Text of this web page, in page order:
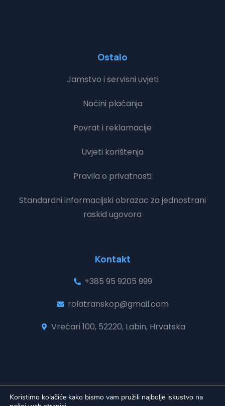
Ostalo
Jamstvo i servisni uvjeti
Načini plaćanja
Povrat i reklamacije
Uvjeti korištenja
Pravila o privatnosti
Standardni informacijski obrazac za jednostrani
raskid ugovora
Kontakt
+385 95 9205 999
rolatranskop@gmail.com
Vrećari 100, 52220, Labin, Hrvatska
Koristimo kolačiće kako bismo vam pružili najbolje iskustvo na